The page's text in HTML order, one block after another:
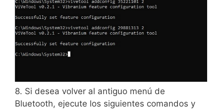
8. Si desea volver al antiguo menú de
Bluetooth, ejecute los siguientes comandos y